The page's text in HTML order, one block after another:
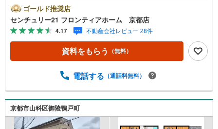
0分圏内にありお買い物至便な立地！ 特徴・全居室6帖以上
で広々！・吹き抜けの玄関は、開放感があり心地よい空間
です・掘り炬燵で家族団らんの時間をお過ごし下さい！・2
沿線利用可能で通勤や通学にも便利ですね 立地・京都市立
陵ケ岡小学校まで徒歩約13分・京都市立花山中学校まで徒
歩約11分 弊社が選ばれる理由 1.お金の扱い方のプロ、ファ
えなどにも対応できる売却専門チームあり！3.たくさんの
可能！4.物件のお引渡し後に必要になったお家のリフォー
ムも弊社のリフォームプランナーがご提案！5.定期的にご
連絡を繋ぎ、有事の際に迅速にサポートいたします弊社は
専門家同士が連携をとっているため、より多くの知見がご
ゴールド推奨店
センチュリー21 フロンティアホーム 京都店
4.17 不動産会社レビュー 28件
資料をもらう （無料）
電話する （通話料無料）
京都市山科区御陵鴨戸町